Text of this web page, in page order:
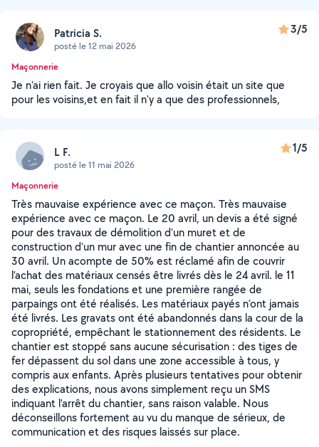
Patricia S.
posté le 12 mai 2026
3/5
Maçonnerie
Je n'ai rien fait. Je croyais que allo voisin était un site que
pour les voisins,et en fait il n'y a que des professionnels,
L F.
posté le 11 mai 2026
1/5
Maçonnerie
Très mauvaise expérience avec ce maçon. Très mauvaise
expérience avec ce maçon. Le 20 avril, un devis a été signé
pour des travaux de démolition d’un muret et de
construction d’un mur avec une fin de chantier annoncée au
30 avril. Un acompte de 50% est réclamé afin de couvrir
l’achat des matériaux censés être livrés dès le 24 avril. le 11
mai, seuls les fondations et une première rangée de
parpaings ont été réalisés. Les matériaux payés n’ont jamais
été livrés. Les gravats ont été abandonnés dans la cour de la
copropriété, empêchant le stationnement des résidents. Le
chantier est stoppé sans aucune sécurisation : des tiges de
fer dépassent du sol dans une zone accessible à tous, y
compris aux enfants. Après plusieurs tentatives pour obtenir
des explications, nous avons simplement reçu un SMS
indiquant l’arrêt du chantier, sans raison valable. Nous
déconseillons fortement au vu du manque de sérieux, de
communication et des risques laissés sur place.